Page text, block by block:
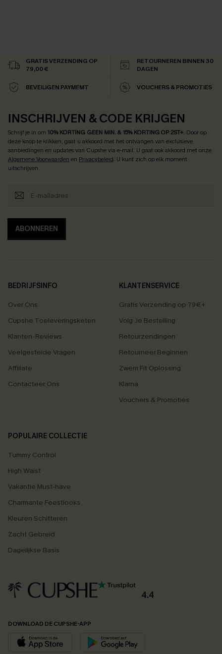
GRATIS VERZENDING OP
79,00 €
RETOURNEREN BINNEN 30
DAGEN
BEVEILIGEN PAYMEMT VOUCHERS & PROMOTIES
INSCHRIJVEN & CODE KRIJGEN
Schrijf je in om 10% KORTING GEEN MIN. & 15% KORTING OP 2ST+. Door op
deze knop te klikken, gaat u akkoord met het ontvangen van exclusieve
aanbiedingen en updates van Cupshe via e-mail. U gaat ook akkoord met onze
Algemene Voorwaarden en Privacybeleid. U kunt zich op elk moment
uitschrijven.
ABONNEREN
BEDRIJFSINFO
Over Ons
Cupshe Toeleveringsketen
Klanten-Reviews
Veelgestelde Vragen
Affiliate
Contacteer Ons
KLANTENSERVICE
Gratis Verzending op 79€+
Volg Je Bestelling
Retourzendingen
Retourneer Beginnen
Zwem Fit Oplossing
Klarna
Vouchers & Promoties
POPULAIRE COLLECTIE
Tummy Control
High Waist
Vakantie Must-have
Charmante Feestlooks
Kleuren Schitteren
Zacht Gebreid
Dagelijkse Basis
4.4
DOWNLOAD DE CUPSHE-APP